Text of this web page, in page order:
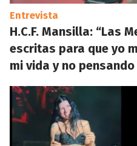
Entrevista
H.C.F. Mansilla: “Las
escritas para que yo
mi vida y no